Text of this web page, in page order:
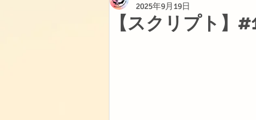
【スクリプト】
2025年9月19日